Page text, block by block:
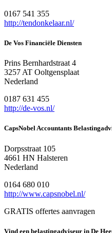
0167 541 355
http://tendonkelaar.nl/
De Vos Financiële Diensten
Prins Bernhardstraat 4
3257 AT Ooltgensplaat
Nederland
0187 631 455
http://de-vos.nl/
CapsNobel Accountants
Dorpsstraat 105
4661 HN Halsteren
Nederland
0164 680 010
http://www.capsnobel.nl/
GRATIS offertes aanvragen
Vind een belastingadviseur in De